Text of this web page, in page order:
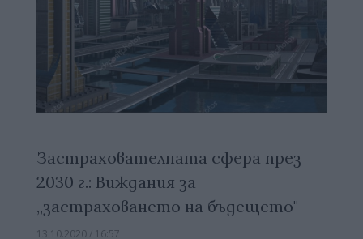
Застрахователната сфера през
2030 г.: Виждания за
„застраховането на бъдещето"
13.10.2020 / 16:57